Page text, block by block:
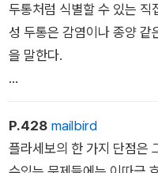
_ 신경과 통증 중
두통처럼 식별할 수 있는
성 두통은 감염이나 종양 같
을 말한다.
_ 신경과 통증 중
P.428 mailbird
플라세보의 한 가지 단점은